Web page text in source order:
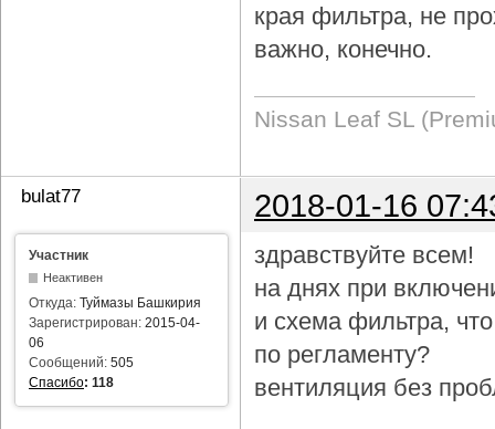
края фильтра, не
важно, конечно.
Nissan Leaf SL
bulat77 2018-01-16
Участник
Неактивен
Откуда: Туймазы Башкирия
Зарегистрирован: 2015-04-
06
Сообщений: 505
Спасибо: 118
здравствуйте всем!
на днях при
и схема фильтра,
по регламенту?
вентиляция без